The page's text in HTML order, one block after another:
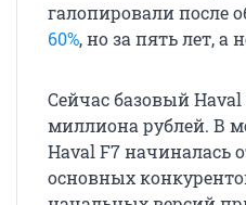
галопировали после
60%, но за пять лет, а
Сейчас базовый Haval
миллиона рублей. В
Haval F7 начиналась
основных